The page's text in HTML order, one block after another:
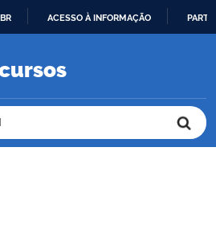
O
ACESSO À INFORMAÇÃO